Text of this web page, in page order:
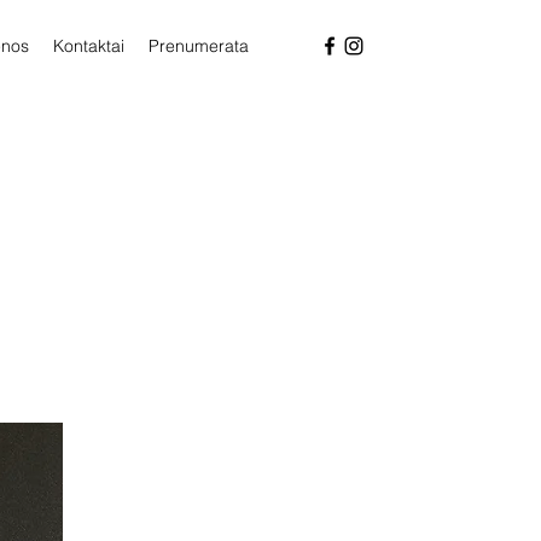
Kontaktai Prenumerata